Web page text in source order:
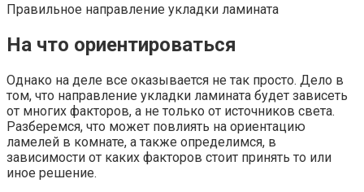
Правильное направление укладки ламината
На что ориентироваться
Однако на деле все оказывается не так просто. Дело в
том, что направление укладки ламината будет зависеть
от многих факторов, а не только от источников света.
Разберемся, что может повлиять на ориентацию
ламелей в комнате, а также определимся, в
зависимости от каких факторов стоит принять то или
иное решение.